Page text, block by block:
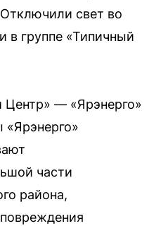
свет во
в группе «Типичный
Центр» — «Ярэнерго»
части
района,